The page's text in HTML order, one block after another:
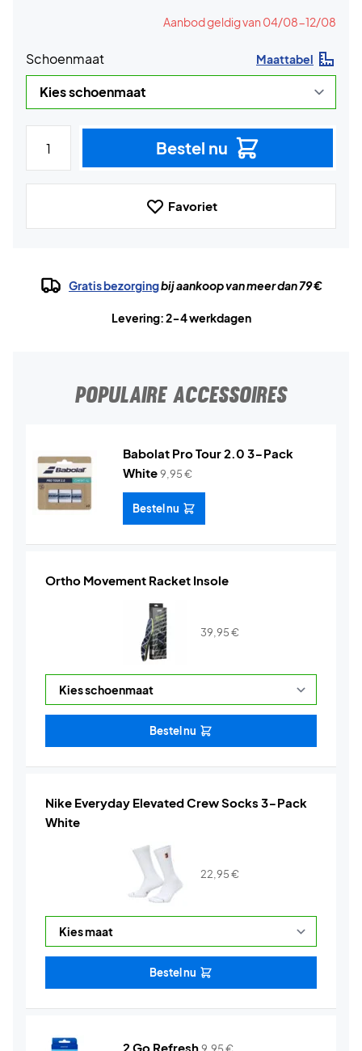
Aanbod geldig van 04/08-12/08
Schoenmaat Maattabel
Bestel nu
Favoriet
Gratis bezorgingbij aankoop van meer dan 79 €
Levering: 2-4 werkdagen
POPULAIRE ACCESSOIRES
Babolat Pro Tour 2.0 3-Pack
White9,95€
Bestel nu
Ortho Movement Racket Insole
39,95€
Bestel nu
Nike Everyday Elevated Crew Socks 3-Pack
White
22,95€
Bestel nu
2 Go Refresh